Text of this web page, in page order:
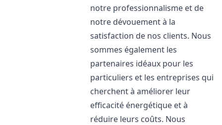
notre professionnalisme et de
notre dévouement à la
satisfaction de nos clients. Nous
sommes également les
partenaires idéaux pour les
particuliers et les entreprises qui
cherchent à améliorer leur
efficacité énergétique et à
réduire leurs coûts. Nous